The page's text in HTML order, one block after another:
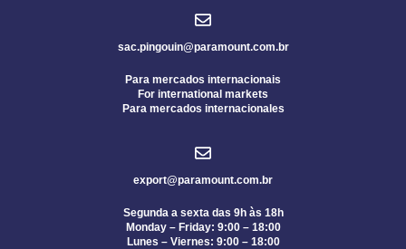
sac.pingouin@paramount.com.br
Para mercados internacionais
For international markets
Para mercados internacionales
export@paramount.com.br
Segunda a sexta das 9h às 18h
Monday – Friday: 9:00 – 18:00
Lunes – Viernes: 9:00 – 18:00